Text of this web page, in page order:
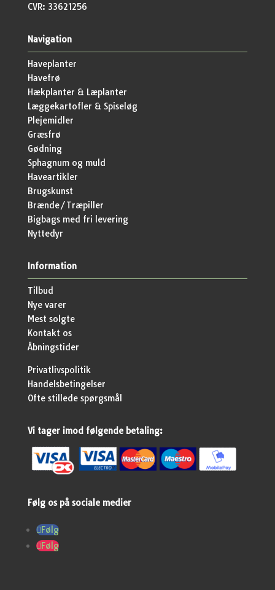
CVR: 33621256
Navigation
Haveplanter
Havefrø
Hækplanter & Læplanter
Læggekartofler & Spiseløg
Plejemidler
Græsfrø
Gødning
Sphagnum og muld
Haveartikler
Brugskunst
Brænde/Træpiller
Bigbags med fri levering
Nyttedyr
Information
Tilbud
Nye varer
Mest solgte
Kontakt os
Åbningstider
Privatlivspolitik
Handelsbetingelser
Ofte stillede spørgsmål
Vi tager imod følgende betaling:
Følg os på sociale medier
Følg
Følg